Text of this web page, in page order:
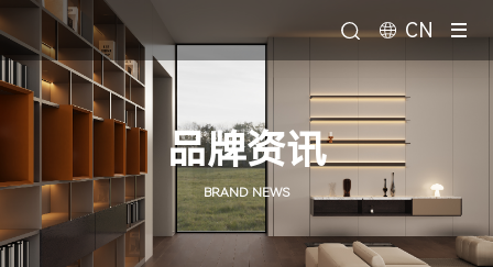
CN
品牌资讯
BRAND NEWS